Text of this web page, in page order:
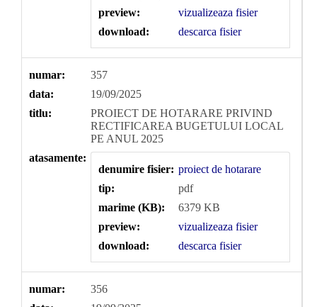
preview:
vizualizeaza fisier
download:
descarca fisier
numar:
357
data:
19/09/2025
titlu:
PROIECT DE HOTARARE PRIVIND
RECTIFICAREA BUGETULUI LOCAL
PE ANUL 2025
atasamente:
denumire fisier: proiect de hotarare
tip:
pdf
marime (KB):
6379 KB
preview:
vizualizeaza fisier
download:
descarca fisier
numar:
356